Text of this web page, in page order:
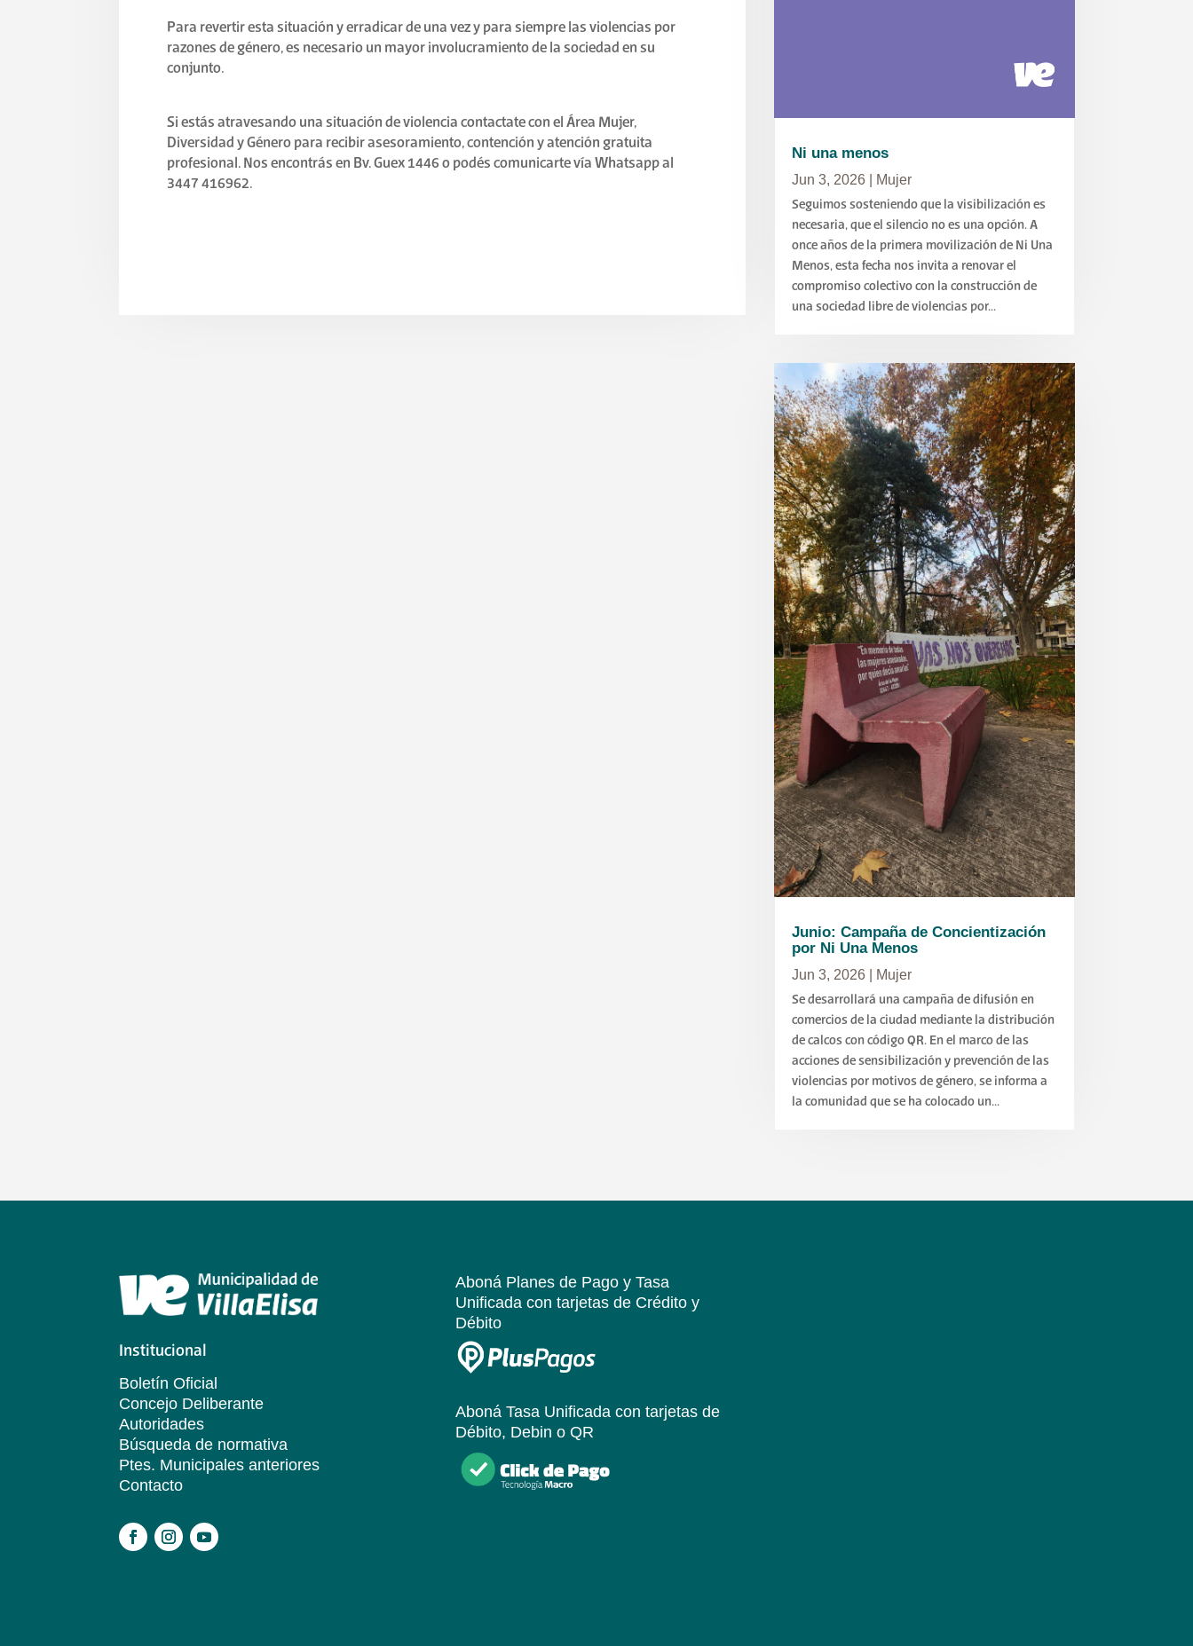
Para revertir esta situación y erradicar de una vez y para siempre las violencias por
razones de género, es necesario un mayor involucramiento de la sociedad en su
conjunto.
Si estás atravesando una situación de violencia contactate con el Área Mujer,
Diversidad y Género para recibir asesoramiento, contención y atención gratuita
profesional. Nos encontrás en Bv. Guex 1446 o podés comunicarte vía Whatsapp al
3447 416962.
Ni una menos
Jun 3, 2026| Mujer
Seguimos sosteniendo que la visibilización es
necesaria, que el silencio no es una opción. A
once años de la primera movilización de Ni Una
Menos, esta fecha nos invita a renovar el
compromiso colectivo con la construcción de
una sociedad libre de violencias por...
Junio: Campaña de Concientización
por Ni Una Menos
Jun 3, 2026| Mujer
Se desarrollará una campaña de difusión en
comercios de la ciudad mediante la distribución
de calcos con código QR. En el marco de las
acciones de sensibilización y prevención de las
violencias por motivos de género, se informa a
la comunidad que se ha colocado un...
Institucional
Boletín Oficial
Concejo Deliberante
Autoridades
Búsqueda de normativa
Ptes. Municipales anteriores
Contacto
Aboná Planes de Pago y Tasa
Unificadacon tarjetas de Crédito y
Débito
Aboná Tasa Unificadacon tarjetas de
Débito, Debin o QR